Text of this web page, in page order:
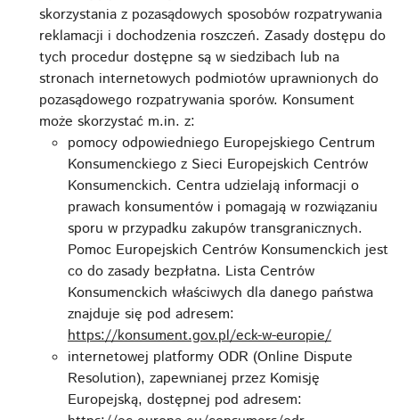
skorzystania z pozasądowych sposobów rozpatrywania
reklamacji i dochodzenia roszczeń. Zasady dostępu do
tych procedur dostępne są w siedzibach lub na
stronach internetowych podmiotów uprawnionych do
pozasądowego rozpatrywania sporów. Konsument
może skorzystać m.in. z:
pomocy odpowiedniego Europejskiego Centrum
Konsumenckiego z Sieci Europejskich Centrów
Konsumenckich. Centra udzielają informacji o
prawach konsumentów i pomagają w rozwiązaniu
sporu w przypadku zakupów transgranicznych.
Pomoc Europejskich Centrów Konsumenckich jest
co do zasady bezpłatna. Lista Centrów
Konsumenckich właściwych dla danego państwa
znajduje się pod adresem:
https://konsument.gov.pl/eck-w-europie/
internetowej platformy ODR (Online Dispute
Resolution), zapewnianej przez Komisję
Europejską, dostępnej pod adresem: